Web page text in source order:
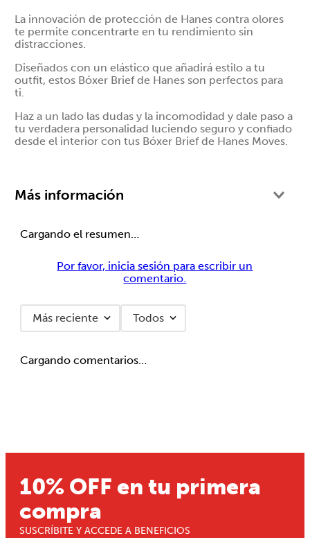
La innovación de protección de Hanes contra olores
te permite concentrarte en tu rendimiento sin
distracciones.
Diseñados con un elástico que añadirá estilo a tu
outfit, estos Bóxer Brief de Hanes son perfectos para
ti.
Haz a un lado las dudas y la incomodidad y dale paso a
tu verdadera personalidad luciendo seguro y confiado
desde el interior con tus Bóxer Brief de Hanes Moves.
Más información
Cargando el resumen…
Por favor, inicia sesión para escribir un
comentario.
Más reciente Todos
Cargando comentarios…
10% OFF en tu primera
compra
SUSCRÍBITE Y ACCEDE A BENEFICIOS